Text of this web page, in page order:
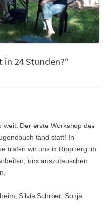
in 24 Stunden?“
weit: Der erste Workshop des
fand statt! In
trafen wir uns in Rippberg im
uns auszutauschen
Silvia Schröer, Sonja